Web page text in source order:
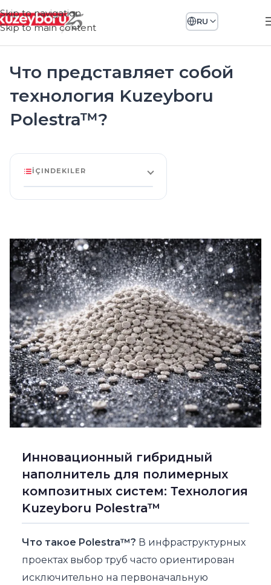
Skip to navigation
Skip to main content
RU
Что представляет собой
технология Kuzeyboru
Polestra™?
Инновационный гибридный
наполнитель для полимерных
композитных систем: Технология
Kuzeyboru Polestra™
Что такое Polestra™? В инфраструктурных
проектах выбор труб часто ориентирован
исключительно на первоначальную
İÇINDEKILER